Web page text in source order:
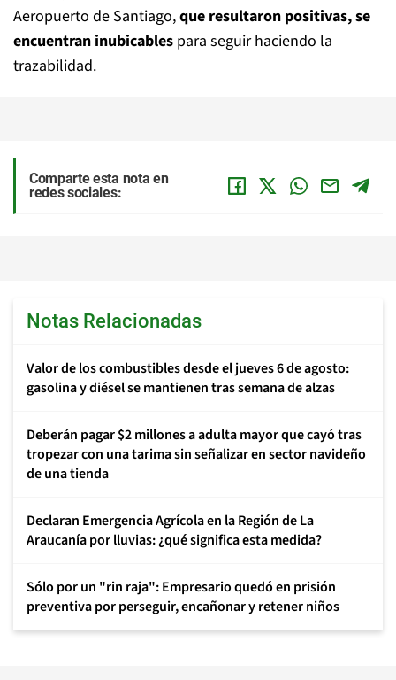
Aeropuerto de Santiago,que resultaron positivas, se
encuentran inubicables para seguir haciendo la
trazabilidad.
Comparte esta nota en
redes sociales:
Notas Relacionadas
Valor de los combustibles desde el jueves 6 de agosto:
gasolina y diésel se mantienen tras semana de alzas
Deberán pagar $2 millones a adulta mayor que cayó tras
tropezar con una tarima sin señalizar en sector navideño
de una tienda
Declaran Emergencia Agrícola en la Región de La
Araucanía por lluvias: ¿qué significa esta medida?
Sólo por un "rin raja": Empresario quedó en prisión
preventiva por perseguir, encañonar y retener niños